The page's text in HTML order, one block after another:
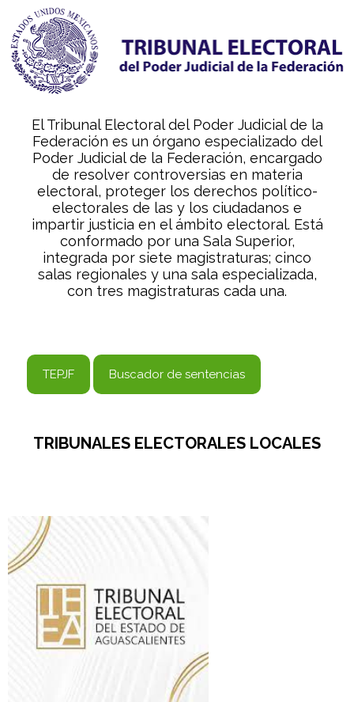
El Tribunal Electoral del Poder Judicial de la
Federación es un órgano especializado del
Poder Judicial de la Federación, encargado
de resolver controversias en materia
electoral, proteger los derechos político-
electorales de las y los ciudadanos e
impartir justicia en el ámbito electoral. Está
conformado por una Sala Superior,
integrada por siete magistraturas; cinco
salas regionales y una sala especializada,
con tres magistraturas cada una.
TEPJF Buscador de sentencias
TRIBUNALES ELECTORALES LOCALES